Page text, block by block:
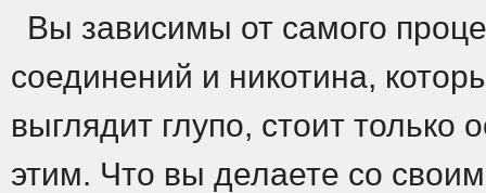
Вы зависимы от самого
соединений и никотина,
выглядит глупо, стоит только
этим. Что вы делаете со